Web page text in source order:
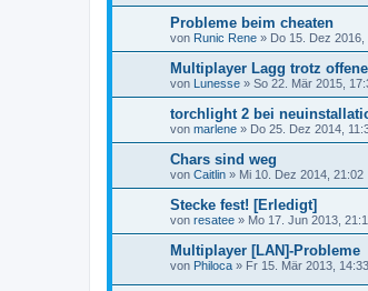
Probleme beim cheaten
von Runic Rene » Do 15. Dez 2016,
Multiplayer Lagg trotz
von Lunesse » So 22. Mär 2015,
torchlight 2 bei
von marlene » Do 25. Dez 2014,
Chars sind weg
von Caitlin » Mi 10. Dez 2014, 21:02
Stecke fest! [Erledigt]
von resatee » Mo 17. Jun 2013,
Multiplayer [LAN]-Probleme
von Philoca » Fr 15. Mär 2013, 14:33